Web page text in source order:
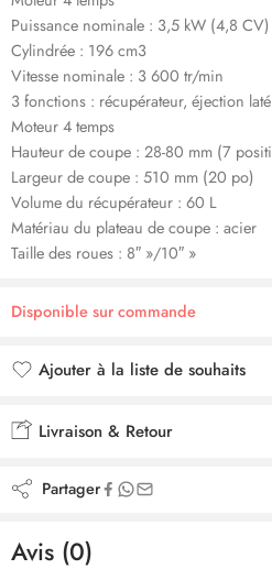
Puissance nominale : 3,5 kW (4,8 CV)
Cylindrée : 196 cm3
Vitesse nominale : 3 600 tr/min
3 fonctions : récupérateur, éjection
Moteur 4 temps
Hauteur de coupe : 28-80 mm (7
Largeur de coupe : 510 mm (20 po)
Volume du récupérateur : 60 L
Matériau du plateau de coupe : acier
Taille des roues : 8″ »/10″ »
Disponible sur commande
Ajouter à la liste de souhaits
Livraison & Retour
Partager
Avis (0)